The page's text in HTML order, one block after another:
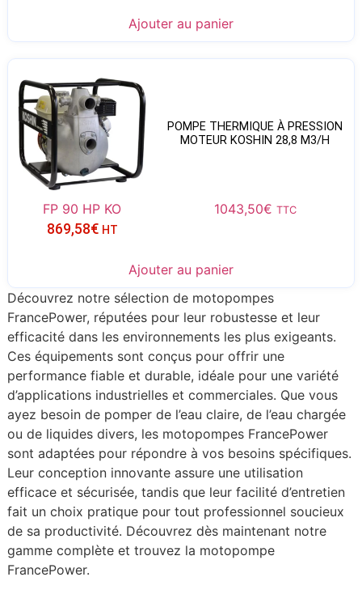
Ajouter au panier
POMPE THERMIQUE À PRESSION
MOTEUR KOSHIN 28,8 M3/H
FP 90 HP KO 1043,50€ TTC
869,58€ HT
Ajouter au panier
Découvrez notre sélection de motopompes
FrancePower, réputées pour leur robustesse et leur
efficacité dans les environnements les plus exigeants.
Ces équipements sont conçus pour offrir une
performance fiable et durable, idéale pour une variété
d’applications industrielles et commerciales. Que vous
ayez besoin de pomper de l’eau claire, de l’eau chargée
ou de liquides divers, les motopompes FrancePower
sont adaptées pour répondre à vos besoins spécifiques.
Leur conception innovante assure une utilisation
efficace et sécurisée, tandis que leur facilité d’entretien
fait un choix pratique pour tout professionnel soucieux
de sa productivité. Découvrez dès maintenant notre
gamme complète et trouvez la motopompe
FrancePower.